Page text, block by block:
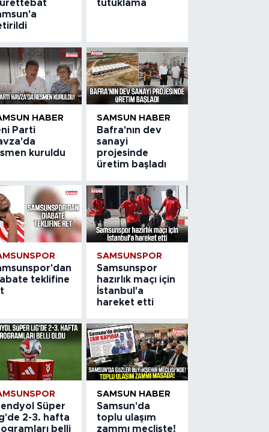
tutuklama
HABER
Parti
kuruldu
SAMSUN HABER
Bafra'nın dev
sanayi
projesinde
üretim başladı
teklifine
SAMSUNSPOR
Samsunspor
hazırlık maçı için
İstanbul'a
hareket etti
Süper
2-3. hafta
belli
SAMSUN HABER
Samsun'da
toplu ulaşım
zammı mecliste!